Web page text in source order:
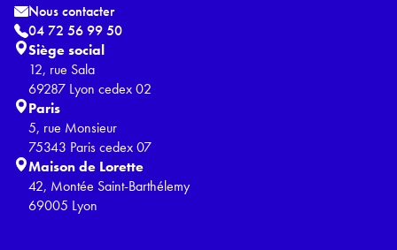
Nous contacter
04 72 56 99 50
Siège social
12, rue Sala
69287 Lyon cedex 02
Paris
5, rue Monsieur
75343 Paris cedex 07
Maison de Lorette
42, Montée Saint-Barthélemy
69005 Lyon